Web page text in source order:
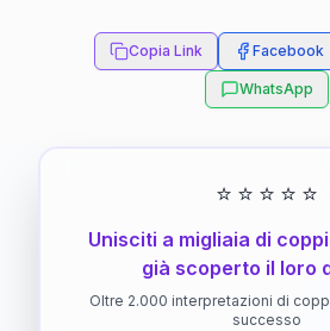
Copia Link Facebook
WhatsApp
⭐ ⭐ ⭐ ⭐ ⭐
Unisciti a migliaia di
già scoperto il loro
Oltre 2.000 interpretazioni di
successo